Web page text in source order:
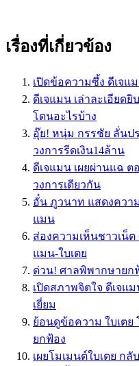
เรื่องที่เกี่ยวข้อง
เปิดข้อความซึ้ง ดีเจแ
ดีเจแมน เล่าละเอียด
โดนอะไรบ้าง
อุ๊ย! หนุ่ม กรรชัย ลั่นป
วงการรีดเงิน14ล้าน
ดีเจแมน เผยผ่านแฉ
วงการเดียวกัน
อั๋น ภูวนาท แสดงควา
แมน
ส่องความเห็นชาวเน็ต
แมน-ใบเตย
ด่วน! ศาลพิพากษายก
เปิดสภาพจิตใจ ดีเจแ
เยี่ยม
ย้อนดูข้อความ ใบเต
ยกฟ้อง
เผยโมเมนต์ใบเตย ก